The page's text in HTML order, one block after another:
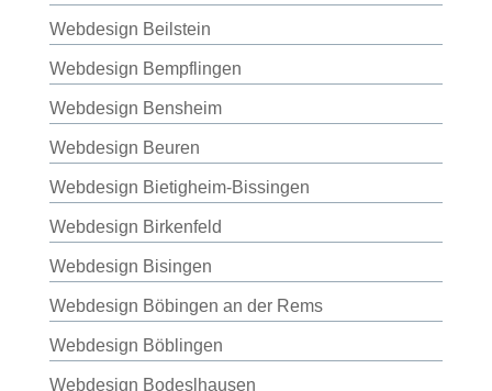
Webdesign Beilstein
Webdesign Bempflingen
Webdesign Bensheim
Webdesign Beuren
Webdesign Bietigheim-Bissingen
Webdesign Birkenfeld
Webdesign Bisingen
Webdesign Böbingen an der Rems
Webdesign Böblingen
Webdesign Bodeslhausen